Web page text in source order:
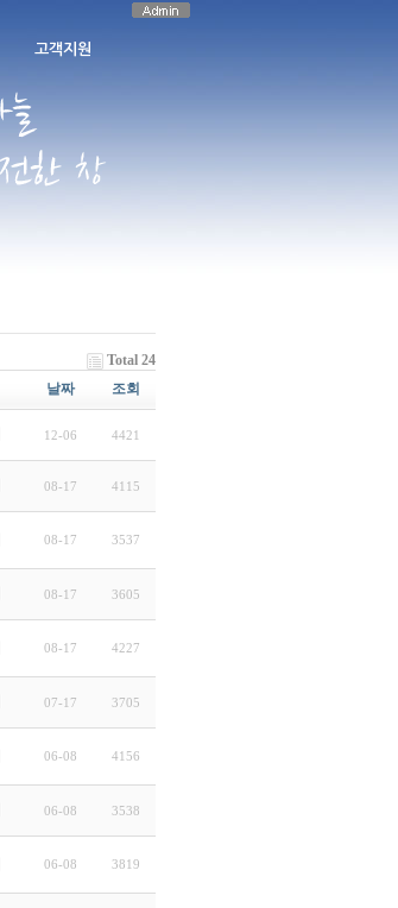
고객지원
Total 24
날짜 조회
12-06 4421
08-17 4115
08-17 3537
08-17 3605
08-17 4227
07-17 3705
06-08 4156
06-08 3538
06-08 3819